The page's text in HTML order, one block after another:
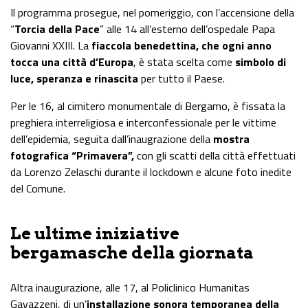
Il programma prosegue, nel pomeriggio, con l’accensione della
“Torcia della Pace” alle 14 all’esterno dell’ospedale Papa
Giovanni XXIII. La fiaccola benedettina, che ogni anno
tocca una città d’Europa, è stata scelta come simbolo di
luce, speranza e rinascita per tutto il Paese.
Per le 16, al cimitero monumentale di Bergamo, è fissata la
preghiera interreligiosa e interconfessionale per le vittime
dell’epidemia, seguita dall’inaugrazione della mostra
fotografica “Primavera”,con gli scatti della città effettuati
da Lorenzo Zelaschi durante il lockdown e alcune foto inedite
del Comune.
Le ultime iniziative
bergamasche della giornata
Altra inaugurazione, alle 17, al Policlinico Humanitas
Gavazzeni, di un’installazione sonora temporanea della